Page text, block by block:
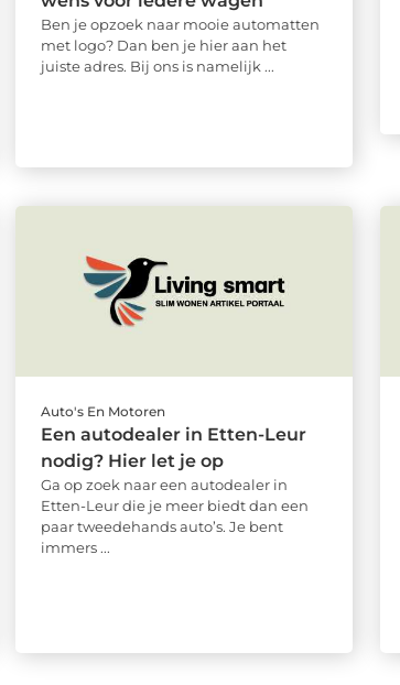
Ben je opzoek naar mooie automatten
met logo? Dan ben je hier aan het
juiste adres. Bij ons is namelijk ...
Auto's En Motoren
Een autodealer in Etten-Leur
nodig? Hier let je op
Ga op zoek naar een autodealer in
Etten-Leur die je meer biedt dan een
paar tweedehands auto’s. Je bent
immers ...